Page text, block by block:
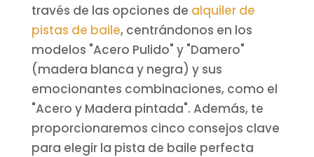
través de las opciones de alquiler de
pistas de baile, centrándonos en los
modelos "Acero Pulido" y "Damero"
(madera blanca y negra) y sus
emocionantes combinaciones, como el
"Acero y Madera pintada". Además, te
proporcionaremos cinco consejos clave
para elegir la pista de baile perfecta